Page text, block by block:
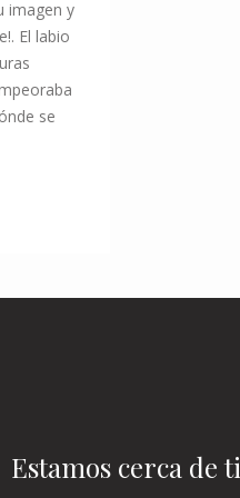
imagen y
El labio
se
Estamos cerca de ti